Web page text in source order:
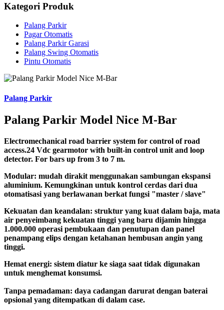
Kategori Produk
Palang Parkir
Pagar Otomatis
Palang Parkir Garasi
Palang Swing Otomatis
Pintu Otomatis
Palang Parkir
Palang Parkir Model Nice M-Bar
Electromechanical road barrier system for control of road
access.24 Vdc gearmotor with built-in control unit and loop
detector. For bars up from 3 to 7 m.
Modular: mudah dirakit menggunakan sambungan ekspansi
aluminium. Kemungkinan untuk kontrol cerdas dari dua
otomatisasi yang berlawanan berkat fungsi "master / slave"
Kekuatan dan keandalan: struktur yang kuat dalam baja, mata
air penyeimbang kekuatan tinggi yang baru dijamin hingga
1.000.000 operasi pembukaan dan penutupan dan panel
penampang elips dengan ketahanan hembusan angin yang
tinggi.
Hemat energi: sistem diatur ke siaga saat tidak digunakan
untuk menghemat konsumsi.
Tanpa pemadaman: daya cadangan darurat dengan baterai
opsional yang ditempatkan di dalam case.